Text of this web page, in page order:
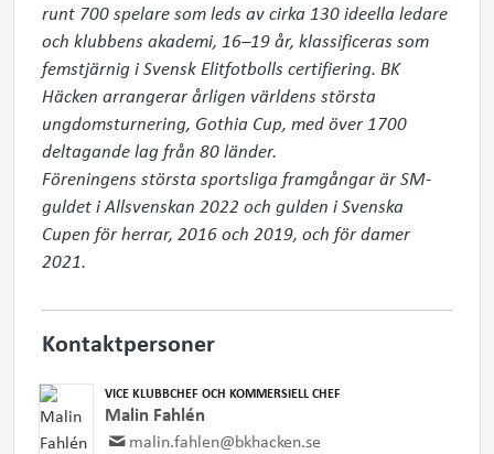
runt 700 spelare som leds av cirka 130 ideella ledare
och klubbens akademi, 16–19 år, klassificeras som
femstjärnig i Svensk Elitfotbolls certifiering. BK
Häcken arrangerar årligen världens största
ungdomsturnering, Gothia Cup, med över 1700
deltagande lag från 80 länder.
Föreningens största sportsliga framgångar är SM-
guldet i Allsvenskan 2022 och gulden i Svenska
Cupen för herrar, 2016 och 2019, och för damer
2021.
Kontaktpersoner
VICE KLUBBCHEF OCH KOMMERSIELL CHEF
Malin Fahlén
malin.fahlen@bkhacken.se